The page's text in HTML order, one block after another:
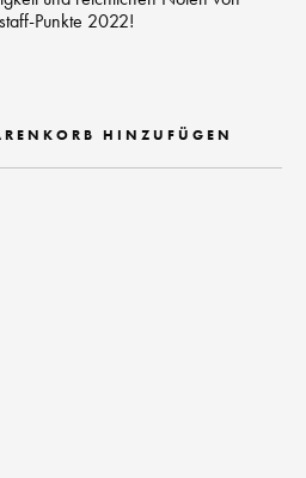
Punkte 2022!